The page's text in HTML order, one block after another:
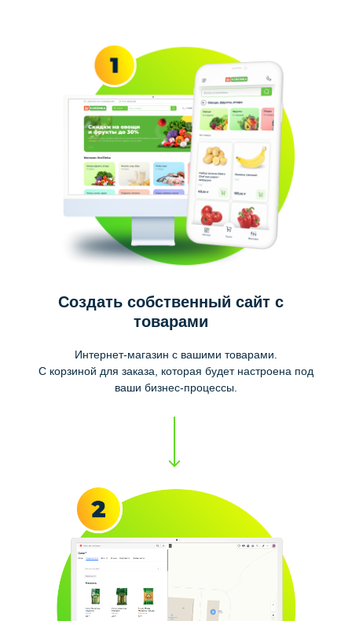
Создать собственный сайт с
товарами
Интернет-магазин с вашими товарами.
С корзиной для заказа, которая будет настроена под
ваши бизнес-процессы.